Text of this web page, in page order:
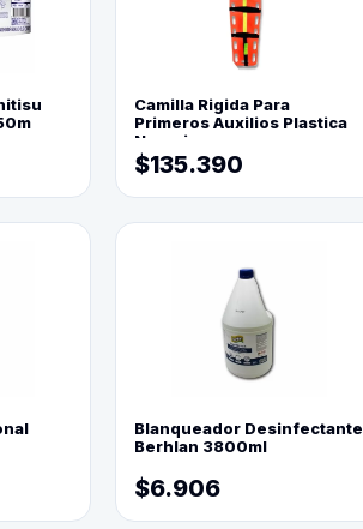
Camilla Rigida Para
Primeros Auxilios Plastica
Naranja
$135.390
Blanqueador Desinfectante
Berhlan 3800ml
$6.906